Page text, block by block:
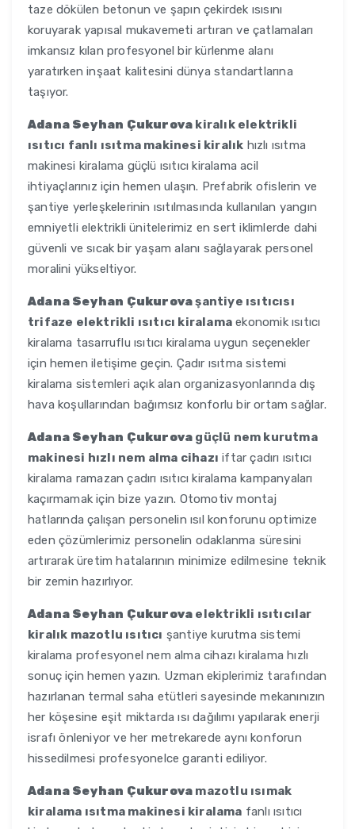
taze dökülen betonun ve şapın çekirdek ısısını
koruyarak yapısal mukavemeti artıran ve çatlamaları
imkansız kılan profesyonel bir kürlenme alanı
yaratırken inşaat kalitesini dünya standartlarına
taşıyor.
Adana Seyhan Çukurova kiralık elektrikli
ısıtıcı fanlı ısıtma makinesi kiralık hızlı ısıtma
makinesi kiralama güçlü ısıtıcı kiralama acil
ihtiyaçlarınız için hemen ulaşın. Prefabrik ofislerin ve
şantiye yerleşkelerinin ısıtılmasında kullanılan yangın
emniyetli elektrikli ünitelerimiz en sert iklimlerde dahi
güvenli ve sıcak bir yaşam alanı sağlayarak personel
moralini yükseltiyor.
Adana Seyhan Çukurovaşantiye ısıtıcısı
trifaze elektrikli ısıtıcı kiralama ekonomik ısıtıcı
kiralama tasarruflu ısıtıcı kiralama uygun seçenekler
için hemen iletişime geçin. Çadır ısıtma sistemi
kiralama sistemleri açık alan organizasyonlarında dış
hava koşullarından bağımsız konforlu bir ortam sağlar.
Adana Seyhan Çukurova güçlü nem kurutma
makinesi hızlı nem alma cihazı iftar çadırı ısıtıcı
kiralama ramazan çadırı ısıtıcı kiralama kampanyaları
kaçırmamak için bize yazın. Otomotiv montaj
hatlarında çalışan personelin ısıl konforunu optimize
eden çözümlerimiz personelin odaklanma süresini
artırarak üretim hatalarının minimize edilmesine teknik
bir zemin hazırlıyor.
Adana Seyhan Çukurova elektrikli ısıtıcılar
kiralık mazotlu ısıtıcı şantiye kurutma sistemi
kiralama profesyonel nem alma cihazı kiralama hızlı
sonuç için hemen yazın. Uzman ekiplerimiz tarafından
hazırlanan termal saha etütleri sayesinde mekanınızın
her köşesine eşit miktarda ısı dağılımı yapılarak enerji
israfı önleniyor ve her metrekarede aynı konforun
hissedilmesi profesyonelce garanti ediliyor.
Adana Seyhan Çukurova mazotlu ısımak
kiralama ısıtma makinesi kiralama fanlı ısıtıcı